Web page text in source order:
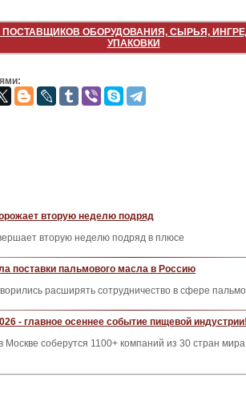
ОБОРУДОВАНИЯ, СЫРЬЯ,
УПАКОВКИ
вторую неделю подряд
вторую неделю подряд в плюсе
поставки пальмового масла в Россию
расширять сотрудничество в сфере
- главное осеннее событие пищевой индустрии!
Москве соберутся 1100+ компаний из 30 стран